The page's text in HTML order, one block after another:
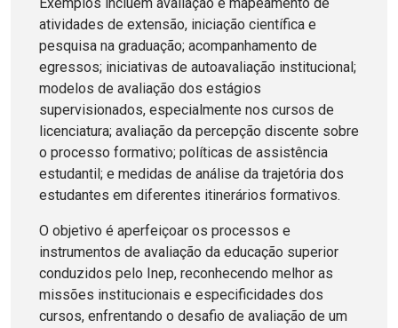
Exemplos incluem avaliação e mapeamento de
atividades de extensão, iniciação científica e
pesquisa na graduação; acompanhamento de
egressos; iniciativas de autoavaliação institucional;
modelos de avaliação dos estágios
supervisionados, especialmente nos cursos de
licenciatura; avaliação da percepção discente sobre
o processo formativo; políticas de assistência
estudantil; e medidas de análise da trajetória dos
estudantes em diferentes itinerários formativos.
O objetivo é aperfeiçoar os processos e
instrumentos de avaliação da educação superior
conduzidos pelo Inep, reconhecendo melhor as
missões institucionais e especificidades dos
cursos, enfrentando o desafio de avaliação de um